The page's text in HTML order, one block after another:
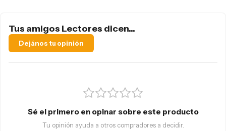
Tus amigos Lectores dicen...
Dejános tu opinión
Sé el primero en opinar sobre este producto
Tu opinión ayuda a otros compradores a decidir.